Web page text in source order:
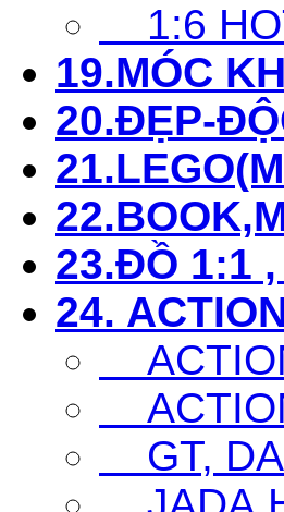
1:6
19.MÓC
20.ĐẸP-
23.ĐỒ 1:1 ,
24.
GT,